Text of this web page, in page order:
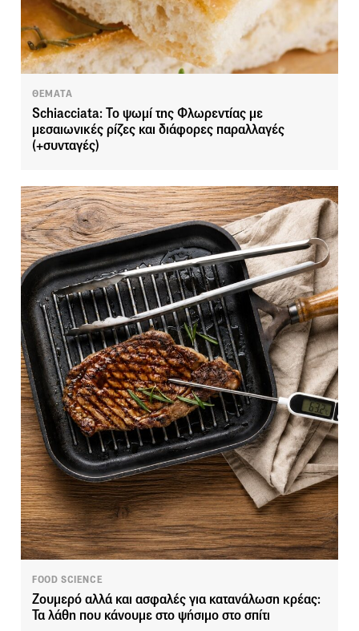
ΘΕΜΑΤΑ
Schiacciata: Το ψωμί της Φλωρεντίας με
μεσαιωνικές ρίζες και διάφορες παραλλαγές
(+συνταγές)
FOOD SCIENCE
Ζουμερό αλλά και ασφαλές για κατανάλωση κρέας:
Τα λάθη που κάνουμε στο ψήσιμο στο σπίτι